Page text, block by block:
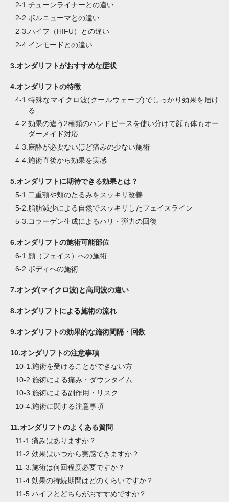
2-1. チューンライナーとの違い
2-2. ボルニューマとの違い
2-3. ハイフ（HIFU）との違い
2-4. インモードとの違い
3.オンダリフトがおすすめな症状
4.オンダリフトの特徴
4-1. 特殊なマイクロ波(クールウェーブ)でしっかり効果を届け
る
4-2. 効果の違う2種類のハンドピースを使い分けて顔も体もオー
ダーメイド対応
4-3. 麻酔が必要ないほど痛みの少ない施術
4-4. 施術直後から効果を実感
5.オンダリフトに期待できる効果とは？
5-1. 二重顎や頬のたるみをスッキリ改善
5-2. 脂肪減少による自然でスッキリしたフェイスライン
5-3. コラーゲン生成によるハリ・弾力の回復
6.オンダリフトの施術可能部位
6-1. 顔（フェイス）への施術
6-2. ボディへの施術
7.オンダ(マイクロ波)と高周波の違い
8.オンダリフトによる施術の流れ
9.オンダリフトの効果的な施術間隔・回数
10.オンダリフトの注意事項
10-1. 施術を受けることができない方
10-2. 施術による痛み・ダウンタイム
10-3. 施術による副作用・リスク
10-4. 施術に関する注意事項
11.オンダリフトのよくある質問
11-1. 痛みはありますか？
11-2. 効果はいつから実感できますか？
11-3. 施術は何回程度必要ですか？
11-4. 効果の持続期間はどのくらいですか？
11-5. ハイフとどちらがおすすめですか？